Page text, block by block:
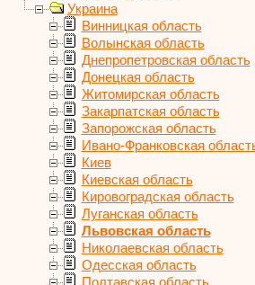
Украина
Винницкая область
Волынская область
Днепропетровская область
Донецкая область
Житомирская область
Закарпатская область
Запорожская область
Ивано-Франковская
Киев
Киевская область
Кировоградская область
Луганская область
Львовская область
Николаевская область
Одесская область